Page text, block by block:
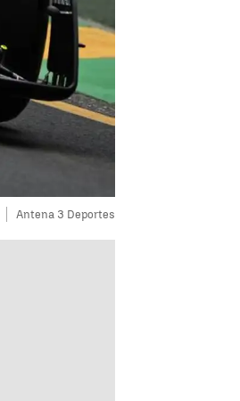
Antena 3 Deportes